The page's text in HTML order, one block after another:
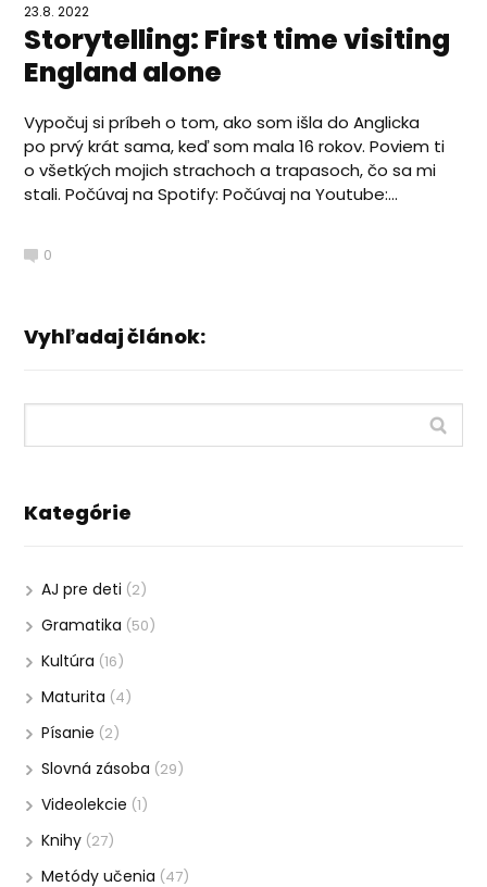
23.8. 2022
Storytelling: First time visiting
England alone
Vypočuj si príbeh o tom, ako som išla do Anglicka
po prvý krát sama, keď som mala 16 rokov. Poviem ti
o všetkých mojich strachoch a trapasoch, čo sa mi
stali. Počúvaj na Spotify: Počúvaj na Youtube:...
0
Vyhľadaj článok:
Kategórie
AJ pre deti (2)
Gramatika (50)
Kultúra (16)
Maturita (4)
Písanie (2)
Slovná zásoba (29)
Videolekcie (1)
Knihy (27)
Metódy učenia (47)